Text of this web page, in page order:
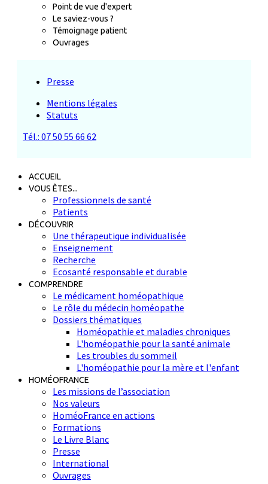
Point de vue d'expert
Le saviez-vous ?
Témoignage patient
Ouvrages
Presse
Mentions légales
Statuts
Tél.: 07 50 55 66 62
ACCUEIL
VOUS ÊTES...
Professionnels de santé
Patients
DÉCOUVRIR
Une thérapeutique individualisée
Enseignement
Recherche
Ecosanté responsable et durable
COMPRENDRE
Le médicament homéopathique
Le rôle du médecin homéopathe
Dossiers thématiques
Homéopathie et maladies chroniques
L'homéopathie pour la santé animale
Les troubles du sommeil
L'homéopathie pour la mère et l'enfant
HOMÉOFRANCE
Les missions de l’association
Nos valeurs
HoméoFrance en actions
Formations
Le Livre Blanc
Presse
International
Ouvrages